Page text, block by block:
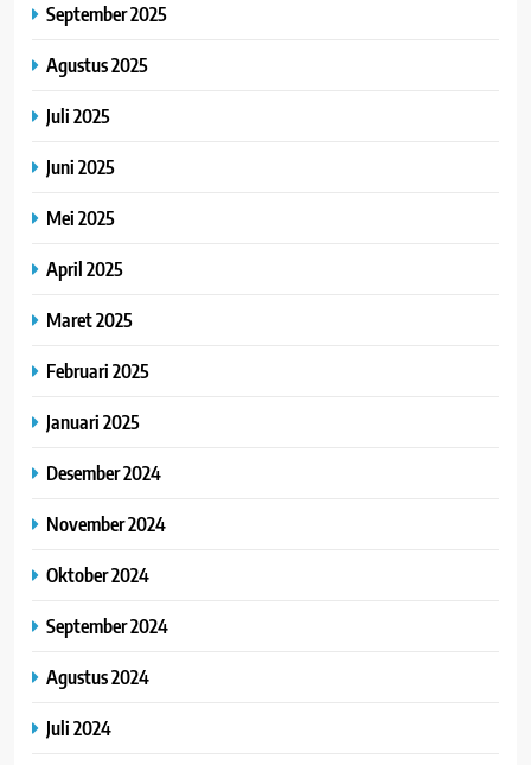
September 2025
Agustus 2025
Juli 2025
Juni 2025
Mei 2025
April 2025
Maret 2025
Februari 2025
Januari 2025
Desember 2024
November 2024
Oktober 2024
September 2024
Agustus 2024
Juli 2024